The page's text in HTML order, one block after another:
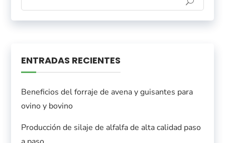
ENTRADAS RECIENTES
Beneficios del forraje de avena y guisantes para
ovino y bovino
Producción de silaje de alfalfa de alta calidad paso